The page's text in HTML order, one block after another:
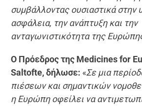
συμβάλλοντας ουσιαστικά στην
ασφάλεια, την ανάπτυξη και την
ανταγωνιστικότητα της
Ο Πρόεδρος της Medicines for
Saltofte, δήλωσε: «Σε μια
πιέσεων και σημαντικών
η Ευρώπη οφείλει να